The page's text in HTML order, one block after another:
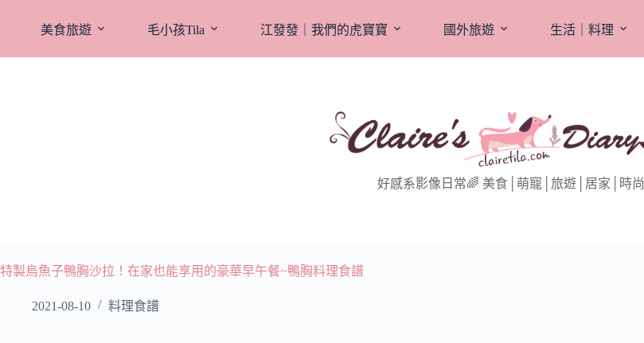
美食旅遊 毛小孩Tila 江發發｜我們的虎寶寶 國外旅遊 生活｜料理
好感系影像日常🌈 美食│萌寵│旅遊│居家│時尚
特製烏魚子鴨胸沙拉！在家也能享用的豪華早午餐~鴨胸料理食譜
2021-08-10 料理食譜